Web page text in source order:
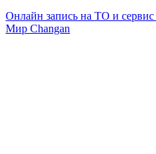
Онлайн запись на ТО и сервис
Мир Changan